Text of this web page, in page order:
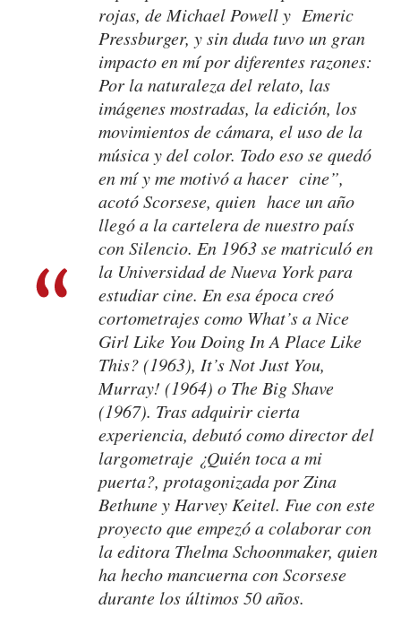
rojas, de Michael Powell y Emeric
Pressburger, y sin duda tuvo un gran
impacto en mí por diferentes razones:
Por la naturaleza del relato, las
imágenes mostradas, la edición, los
movimientos de cámara, el uso de la
música y del color. Todo eso se quedó
en mí y me motivó a hacer cine”,
acotó Scorsese, quien hace un año
llegó a la cartelera de nuestro país
conSilencio. En 1963 se matriculó en
la Universidad de Nueva York para
estudiar cine. En esa época creó
cortometrajes como What’s a Nice
Girl Like You Doing In A Place Like
This?(1963), It’s Not Just You,
Murray! (1964) o The Big Shave
(1967). Tras adquirir cierta
experiencia, debutó como director del
largometraje ¿Quién toca a mi
puerta?, protagonizada por Zina
Bethune y Harvey Keitel. Fue con este
proyecto que empezó a colaborar con
la editora Thelma Schoonmaker, quien
ha hecho mancuerna con Scorsese
durante los últimos 50 años.